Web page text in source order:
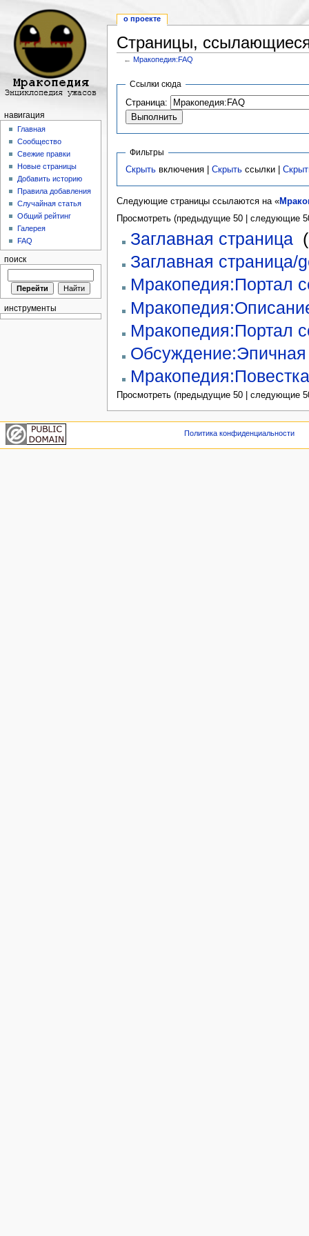
Страницы,
←Мракопедия:FAQ
Ссылки сюда
Страница:
Фильтры
Скрыть включения |Скрыть ссылки |
Следующие страницы ссылаются на «
Просмотреть (предыдущие 50 | следующие
Заглавная страница‎ (
Заглавная страница/
Мракопедия:Портал
Мракопедия:Портал
Просмотреть (предыдущие 50 | следующие
о проекте
навигация
Главная
Сообщество
Свежие правки
Новые страницы
Добавить историю
Правила добавления
Случайная статья
Общий рейтинг
Галерея
FAQ
поиск
инструменты
Политика конфиденциальности